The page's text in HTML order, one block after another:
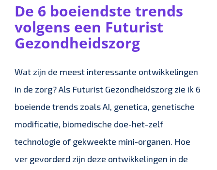
De 6 boeiendste trends
volgens een Futurist
Gezondheidszorg
Wat zijn de meest interessante ontwikkelingen
in de zorg? Als Futurist Gezondheidszorg zie ik 6
boeiende trends zoals AI, genetica, genetische
modificatie, biomedische doe-het-zelf
technologie of gekweekte mini-organen. Hoe
ver gevorderd zijn deze ontwikkelingen in de